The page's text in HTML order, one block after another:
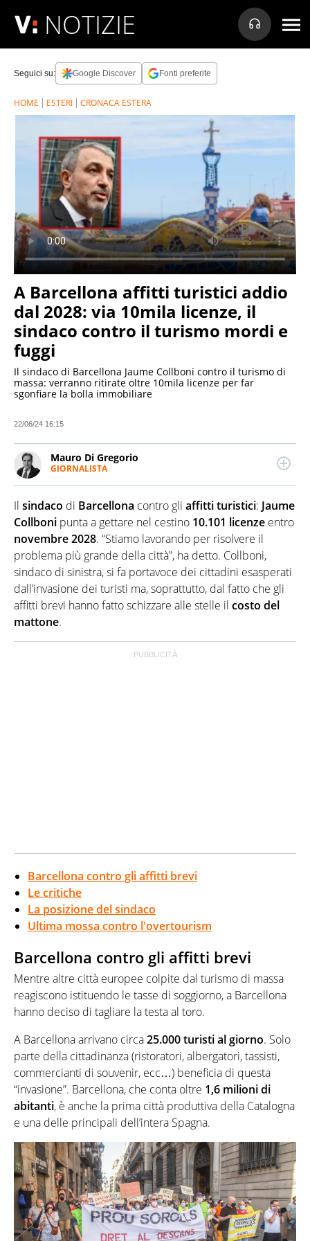
NOTIZIE
Seguici su: Google Discover Fonti preferite
HOME ESTERI CRONACA ESTERA
A Barcellona affitti turistici addio
dal 2028: via 10mila licenze, il
sindaco contro il turismo mordi e
fuggi
Il sindaco di Barcellona Jaume Collboni contro il turismo di
massa: verranno ritirate oltre 10mila licenze per far
sgonfiare la bolla immobiliare
22/06/24 16:15
Mauro Di Gregorio
GIORNALISTA
Approdato a QuiFinanza e Virgilio Notizie dopo varie
esperienze giornalistiche fra Palermo e Milano. Si
interessa principalmente di cronaca, politica ed
economia.
Il sindaco di Barcellona contro gli affitti turistici: Jaume
Collboni punta a gettare nel cestino 10.101 licenze entro
novembre 2028. “Stiamo lavorando per risolvere il
problema più grande della città”, ha detto. Collboni,
sindaco di sinistra, si fa portavoce dei cittadini esasperati
dall’invasione dei turisti ma, soprattutto, dal fatto che gli
affitti brevi hanno fatto schizzare alle stelle il costo del
mattone.
Barcellona contro gli affitti brevi
Le critiche
La posizione del sindaco
Ultima mossa contro l'overtourism
Barcellona contro gli affitti brevi
Mentre altre città europee colpite dal turismo di massa
reagiscono istituendo le tasse di soggiorno, a Barcellona
hanno deciso di tagliare la testa al toro.
A Barcellona arrivano circa25.000 turisti al giorno. Solo
parte della cittadinanza (ristoratori, albergatori, tassisti,
commercianti di souvenir, ecc…) beneficia di questa
“invasione”. Barcellona, che conta oltre 1,6 milioni di
abitanti, è anche la prima città produttiva della Catalogna
e una delle principali dell’intera Spagna.